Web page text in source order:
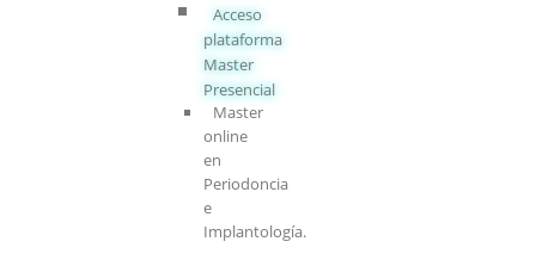
Acceso
plataforma
Master
Presencial
Master
online
en
Periodoncia
e
Implantología.